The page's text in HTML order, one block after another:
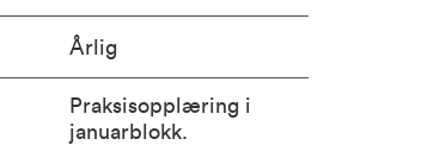
Årlig
Praksisopplæring i
januarblokk.